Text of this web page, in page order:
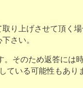
り上げさせて頂く
さい。
そのため返答には
ている可能性もあり